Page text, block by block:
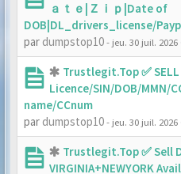
ａｔｅ|Ｚｉｐ|Date of
DOB|DL_drivers_license/
par dumpstop10- jeu. 30 juil. 2026
Trustlegit.Top ✅
Licence/SIN/DOB/MMN/
name/CCnum
par dumpstop10- jeu. 30 juil. 2026
Trustlegit.Top ✅ Sell
VIRGINIA+NEWYORK